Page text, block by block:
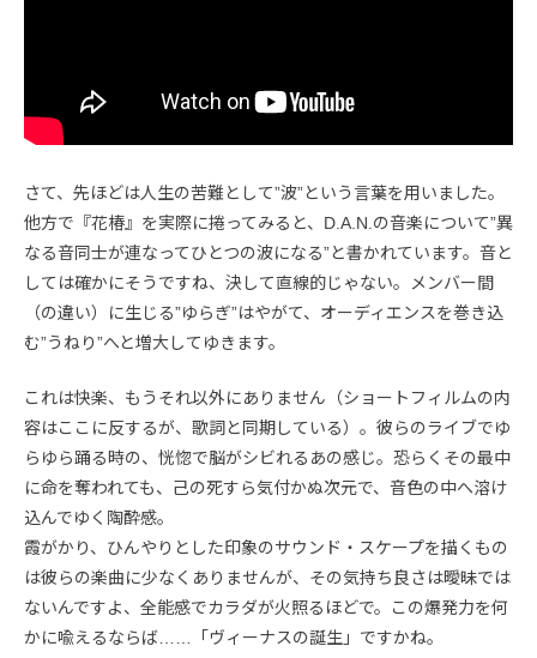
さて、先ほどは人生の苦難として”波”という言葉を用いました。
他方で『花椿』を実際に捲ってみると、D.A.N.の音楽について”異
なる音同士が連なってひとつの波になる”と書かれています。音と
しては確かにそうですね、決して直線的じゃない。メンバー間
（の違い）に生じる”ゆらぎ”はやがて、オーディエンスを巻き込
む”うねり”へと増大してゆきます。
これは快楽、もうそれ以外にありません（ショートフィルムの内
容はここに反するが、歌詞と同期している）。彼らのライブでゆ
らゆら踊る時の、恍惚で脳がシビれるあの感じ。恐らくその最中
に命を奪われても、己の死すら気付かぬ次元で、音色の中へ溶け
込んでゆく陶酔感。
霞がかり、ひんやりとした印象のサウンド・スケープを描くもの
は彼らの楽曲に少なくありませんが、その気持ち良さは曖昧では
ないんですよ、全能感でカラダが火照るほどで。この爆発力を何
かに喩えるならば……「ヴィーナスの誕生」ですかね。